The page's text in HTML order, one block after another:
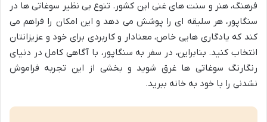
فرهنگ، هنر و سنت های غنی این کشور. تنوع بی نظیر سوغاتی ها در
سنگاپور، هر سلیقه ای را پوشش می دهد و این امکان را فراهم می
کند که یادگاری هایی خاص، معنادار و کاربردی برای خود و عزیزانتان
انتخاب کنید. بنابراین، در سفر به سنگاپور، با آگاهی کامل در دنیای
رنگارنگ سوغاتی ها غرق شوید و بخشی از این تجربه فراموش
نشدنی را با خود به خانه ببرید.